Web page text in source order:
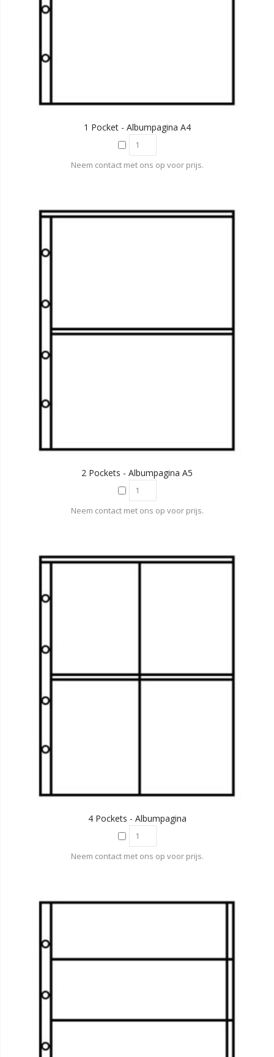
1 Pocket - Albumpagina A4
Neem contact met ons op voor prijs.
2 Pockets - Albumpagina A5
Neem contact met ons op voor prijs.
4 Pockets - Albumpagina
Neem contact met ons op voor prijs.